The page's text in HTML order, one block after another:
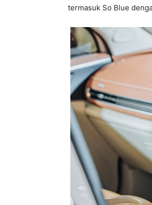
termasuk So Blue